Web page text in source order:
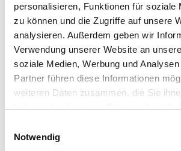
personalisieren, Funktionen für soziale
zu können und die Zugriffe auf unsere
analysieren. Außerdem geben wir
Verwendung unserer Website an
soziale Medien, Werbung und
Partner führen diese Informationen
weiteren Daten zusammen, die Sie
haben oder die sie im Rahmen Ihrer
Notwendig
Artikel-Nr.25UUSHJ155-453-opal-blue
Farbe opal blue
Ausgewählt